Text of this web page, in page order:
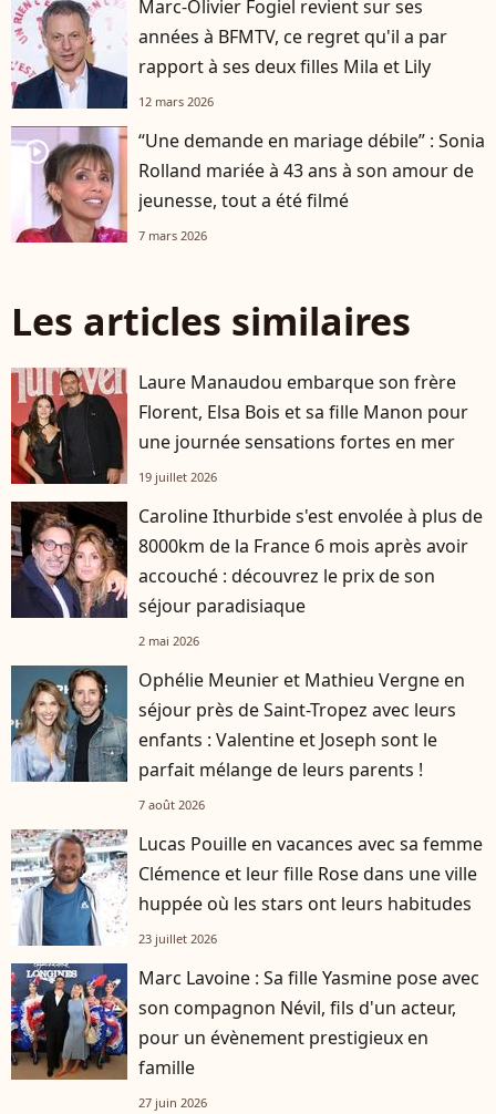
Marc-Olivier Fogiel revient sur ses
années à BFMTV, ce regret qu'il a par
rapport à ses deux filles Mila et Lily
12 mars 2026
player2
“Une demande en mariage débile” : Sonia
Rolland mariée à 43 ans à son amour de
jeunesse, tout a été filmé
7 mars 2026
Les articles similaires
Laure Manaudou embarque son frère
Florent, Elsa Bois et sa fille Manon pour
une journée sensations fortes en mer
19 juillet 2026
Caroline Ithurbide s'est envolée à plus de
8000km de la France 6 mois après avoir
accouché : découvrez le prix de son
séjour paradisiaque
2 mai 2026
Ophélie Meunier et Mathieu Vergne en
séjour près de Saint-Tropez avec leurs
enfants : Valentine et Joseph sont le
parfait mélange de leurs parents !
7 août 2026
Lucas Pouille en vacances avec sa femme
Clémence et leur fille Rose dans une ville
huppée où les stars ont leurs habitudes
23 juillet 2026
Marc Lavoine : Sa fille Yasmine pose avec
son compagnon Névil, fils d'un acteur,
pour un évènement prestigieux en
famille
27 juin 2026